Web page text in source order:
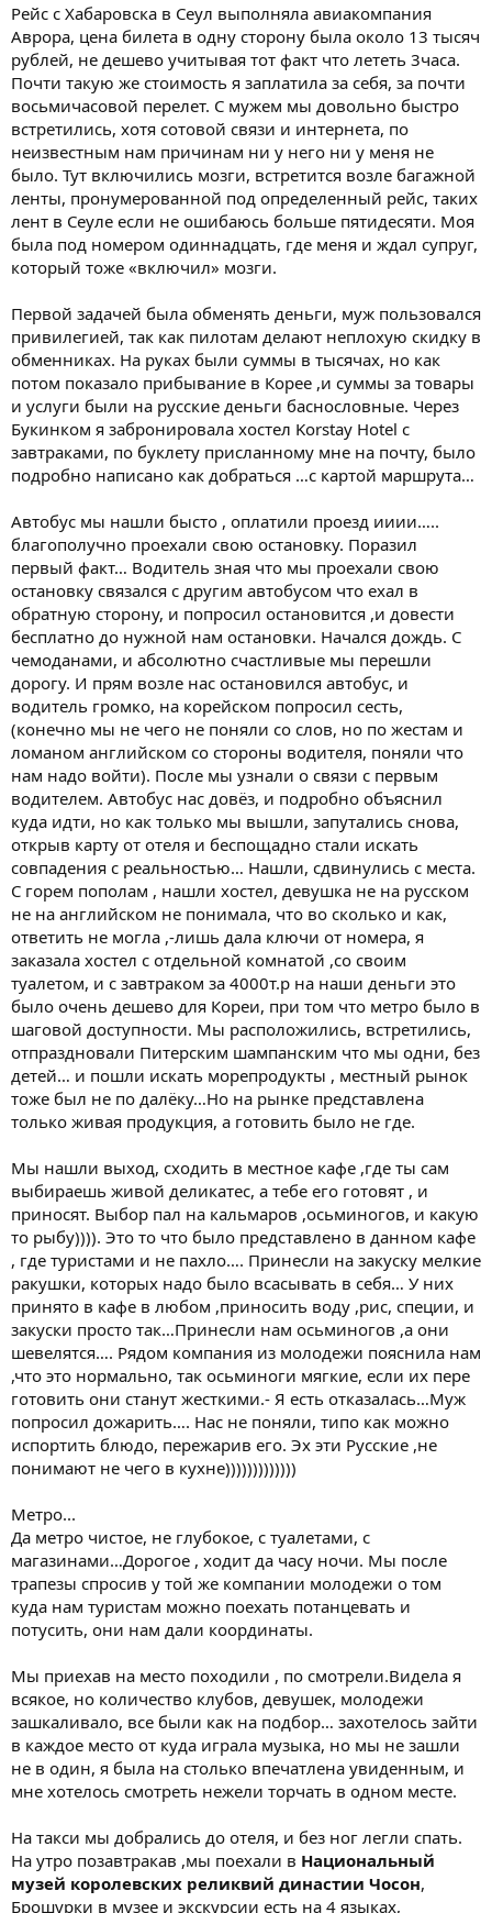
Рейс с Хабаровска в Сеул выполняла авиакомпания
Аврора, цена билета в одну сторону была около 13 тысяч
рублей, не дешево учитывая тот факт что лететь 3часа.
Почти такую же стоимость я заплатила за себя, за почти
восьмичасовой перелет. С мужем мы довольно быстро
встретились, хотя сотовой связи и интернета, по
неизвестным нам причинам ни у него ни у меня не
было. Тут включились мозги, встретится возле багажной
ленты, пронумерованной под определенный рейс, таких
лент в Сеуле если не ошибаюсь больше пятидесяти. Моя
была под номером одиннадцать, где меня и ждал супруг,
который тоже «включил» мозги.
Первой задачей была обменять деньги, муж пользовался
привилегией, так как пилотам делают неплохую скидку в
обменниках. На руках были суммы в тысячах, но как
потом показало прибывание в Корее ,и суммы за товары
и услуги были на русские деньги баснословные. Через
Букинком я забронировала хостел Korstay Hotel с
завтраками, по буклету присланному мне на почту, было
подробно написано как добраться …с картой маршрута…
Автобус мы нашли бысто , оплатили проезд ииии…..
благополучно проехали свою остановку. Поразил
первый факт… Водитель зная что мы проехали свою
остановку связался с другим автобусом что ехал в
обратную сторону, и попросил остановится ,и довести
бесплатно до нужной нам остановки. Начался дождь. С
чемоданами, и абсолютно счастливые мы перешли
дорогу. И прям возле нас остановился автобус, и
водитель громко, на корейском попросил сесть,
(конечно мы не чего не поняли со слов, но по жестам и
ломаном английском со стороны водителя, поняли что
нам надо войти). После мы узнали о связи с первым
водителем. Автобус нас довёз, и подробно объяснил
куда идти, но как только мы вышли, запутались снова,
открыв карту от отеля и беспощадно стали искать
совпадения с реальностью… Нашли, сдвинулись с места.
С горем пополам , нашли хостел, девушка не на русском
не на английском не понимала, что во сколько и как,
ответить не могла ,-лишь дала ключи от номера, я
заказала хостел с отдельной комнатой ,со своим
туалетом, и с завтраком за 4000т.р на наши деньги это
было очень дешево для Кореи, при том что метро было в
шаговой доступности. Мы расположились, встретились,
отпраздновали Питерским шампанским что мы одни, без
детей… и пошли искать морепродукты , местный рынок
тоже был не по далёку…Но на рынке представлена
только живая продукция, а готовить было не где.
Мы нашли выход, сходить в местное кафе ,где ты сам
выбираешь живой деликатес, а тебе его готовят , и
приносят. Выбор пал на кальмаров ,осьминогов, и какую
то рыбу)))). Это то что было представлено в данном кафе
, где туристами и не пахло…. Принесли на закуску мелкие
ракушки, которых надо было всасывать в себя… У них
принято в кафе в любом ,приносить воду ,рис, специи, и
закуски просто так…Принесли нам осьминогов ,а они
шевелятся…. Рядом компания из молодежи пояснила нам
,что это нормально, так осьминоги мягкие, если их пере
готовить они станут жесткими.- Я есть отказалась…Муж
попросил дожарить…. Нас не поняли, типо как можно
испортить блюдо, пережарив его. Эх эти Русские ,не
понимают не чего в кухне)))))))))))))
Метро...
Да метро чистое, не глубокое, с туалетами, с
магазинами…Дорогое , ходит да часу ночи. Мы после
трапезы спросив у той же компании молодежи о том
куда нам туристам можно поехать потанцевать и
потусить, они нам дали координаты.
Мы приехав на место походили , по смотрели.Видела я
всякое, но количество клубов, девушек, молодежи
зашкаливало, все были как на подбор… захотелось зайти
в каждое место от куда играла музыка, но мы не зашли
не в один, я была на столько впечатлена увиденным, и
мне хотелось смотреть нежели торчать в одном месте.
На такси мы добрались до отеля, и без ног легли спать.
На утро позавтракав ,мы поехали в Национальный
музей королевских реликвий династии Чосон,
Брошурки в музее и экскурсии есть на 4 языках,